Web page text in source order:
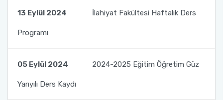
13 Eylül 2024 İlahiyat Fakültesi Haftalık Ders
Programı
05 Eylül 2024 2024-2025 Eğitim Öğretim Güz
Yarıyılı Ders Kaydı